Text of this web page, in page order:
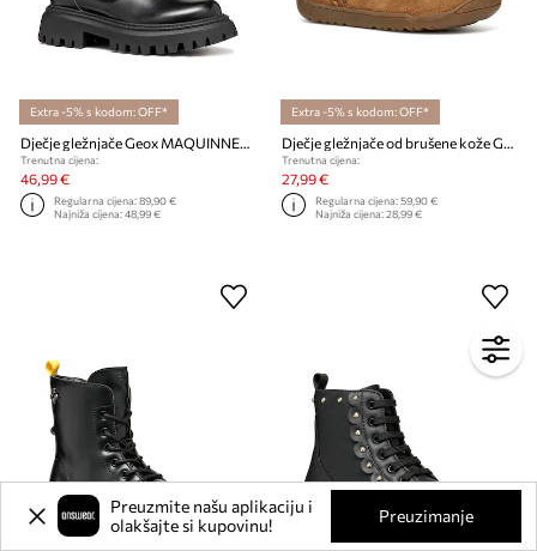
Extra -5% s kodom: OFF*
Dječje gležnjače Geox MAQUINNENS
Trenutna cijena:
46,99 €
Regularna cijena:89,90 €
Najniža cijena:48,99 €
Extra -5% s kodom: OFF*
Dječje gležnjače od brušene kože Geox MACCHIA
Trenutna cijena:
27,99 €
Regularna cijena:59,90 €
Najniža cijena:28,99 €
Preuzmite našu aplikaciju i
olakšajte si kupovinu!
Preuzimanje